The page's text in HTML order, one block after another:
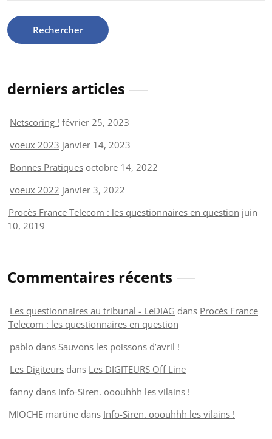
derniers articles
Netscoring ! février 25, 2023
voeux 2023 janvier 14, 2023
Bonnes Pratiques octobre 14, 2022
voeux 2022 janvier 3, 2022
Procès France Telecom : les questionnaires en question juin
10, 2019
Commentaires récents
Les questionnaires au tribunal - LeDIAG dans Procès France
Telecom : les questionnaires en question
pablo dans Sauvons les poissons d’avril !
Les Digiteurs dans Les DIGITEURS Off Line
fanny dans Info-Siren. ooouhhh les vilains !
MIOCHE martine dans Info-Siren. ooouhhh les vilains !